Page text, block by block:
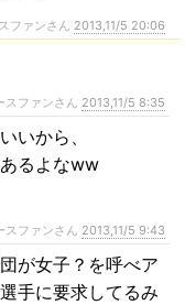
ファンさん 2013,11/5 20:06
ファンさん 2013,11/5 8:35
いから、
るよなww
ファンさん 2013,11/5 9:43
が女子？を呼べア
手に要求してるみ